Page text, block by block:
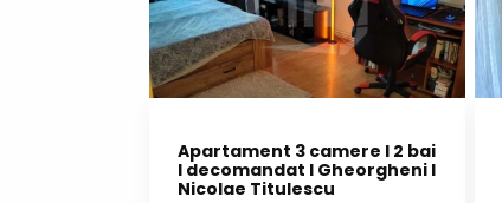
Apartament 3 camere I 2 bai
I decomandat I Gheorgheni I
Nicolae Titulescu